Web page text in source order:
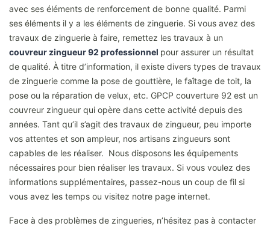
avec ses éléments de renforcement de bonne qualité. Parmi
ses éléments il y a les éléments de zinguerie. Si vous avez des
travaux de zinguerie à faire, remettez les travaux à un
couvreur zingueur 92 professionnel pour assurer un résultat
de qualité. À titre d’information, il existe divers types de travaux
de zinguerie comme la pose de gouttière, le faîtage de toit, la
pose ou la réparation de velux, etc. GPCP couverture 92 est un
couvreur zingueur qui opère dans cette activité depuis des
années. Tant qu’il s’agit des travaux de zingueur, peu importe
vos attentes et son ampleur, nos artisans zingueurs sont
capables de les réaliser. Nous disposons les équipements
nécessaires pour bien réaliser les travaux. Si vous voulez des
informations supplémentaires, passez-nous un coup de fil si
vous avez les temps ou visitez notre page internet.
Face à des problèmes de zingueries, n’hésitez pas à contacter